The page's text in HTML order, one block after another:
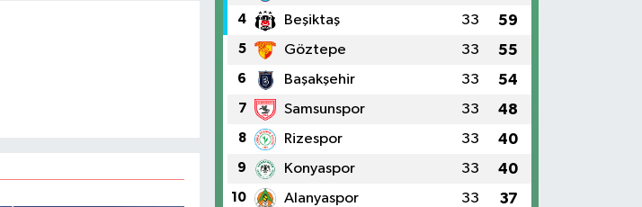
4 Beşiktaş 33 59
5 Göztepe 33 55
6 Başakşehir 33 54
7 Samsunspor 33 48
8 Rizespor 33 40
9 Konyaspor 33 40
10 Alanyaspor 33 37